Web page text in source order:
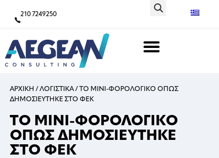
210 7249250
ΑΡΧΙΚΗ / ΛΟΓΙΣΤΙΚΑ/ TO ΜΙΝΙ-ΦΟΡΟΛΟΓΙΚΟ ΟΠΩΣ
ΔΗΜΟΣΙΕΥΤΗΚΕ ΣΤΟ ΦΕΚ
TO ΜΙΝΙ-ΦΟΡΟΛΟΓΙΚΟ
ΟΠΩΣ ΔΗΜΟΣΙΕΥΤΗΚΕ
ΣΤΟ ΦΕΚ